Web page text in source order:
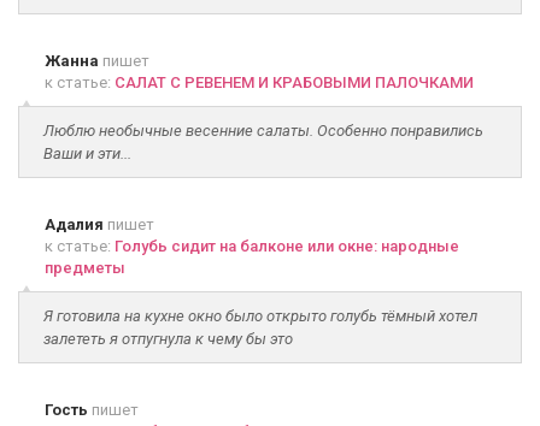
Жанна пишет
к статье: САЛАТ С РЕВЕНЕМ И КРАБОВЫМИ ПАЛОЧКАМИ
Люблю необычные весенние салаты. Особенно понравились
Ваши и эти...
Адалия пишет
к статье: Голубь сидит на балконе или окне: народные
предметы
Я готовила на кухне окно было открыто голубь тёмный хотел
залететь я отпугнула к чему бы это
Гость пишет